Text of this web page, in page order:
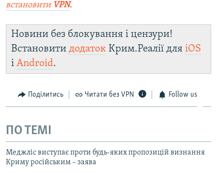
встановити VPN.
Новини без блокування і цензури!
Встановити додаток Крим.Реалії для iOS
і Android.
Поділитись Читати без VPN Follow us
ПО ТЕМІ
Меджліс виступає проти будь-яких пропозицій визнання
Криму російським – заява